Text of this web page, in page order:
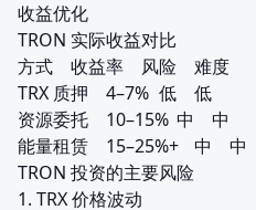
收益优化
TRON 实际收益对比
方式	收益率	风险	难度
TRX 质押	4–7%	低	低
资源委托	10–15%	中	中
能量租赁	15–25%+	中	中
TRON 投资的主要风险
1. TRX 价格波动